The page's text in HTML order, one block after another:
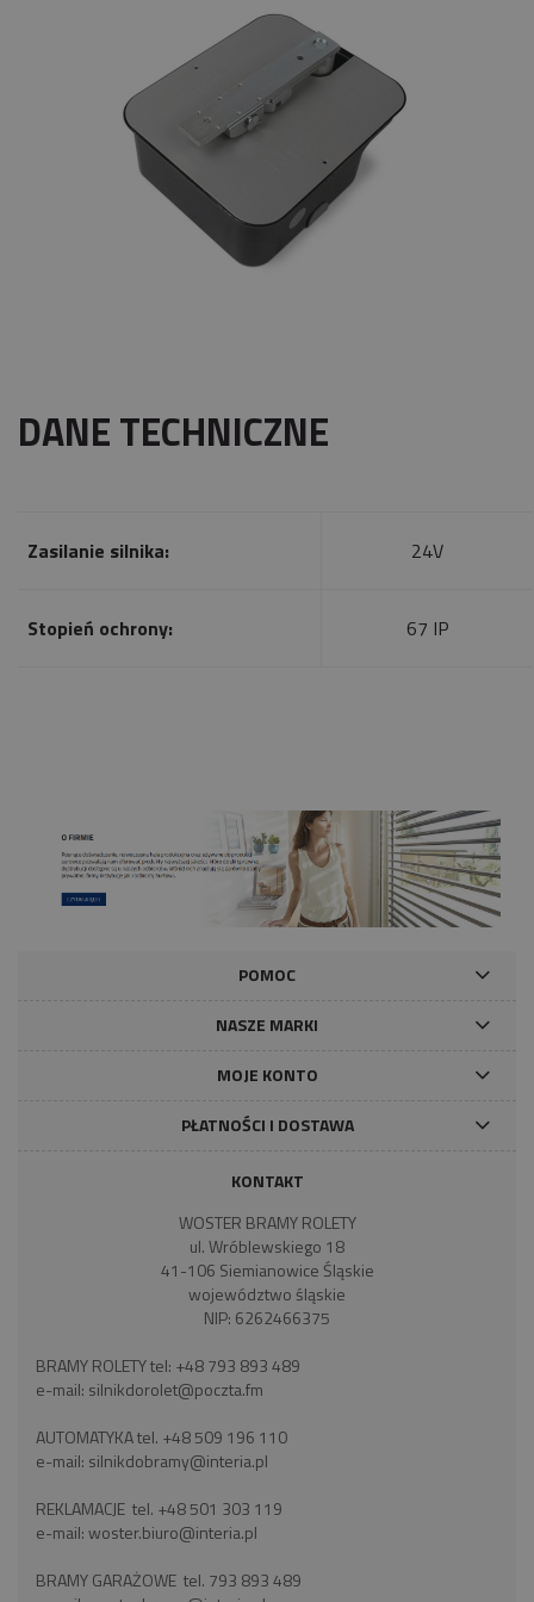
DANE TECHNICZNE
Zasilanie silnika: 24V
Stopień ochrony: 67 IP
POMOC
NASZE MARKI
MOJE KONTO
PŁATNOŚCI I DOSTAWA
KONTAKT
WOSTER BRAMY ROLETY
ul. Wróblewskiego 18
41-106 Siemianowice Śląskie
województwo śląskie
NIP: 6262466375
BRAMY ROLETY tel: +48 793 893 489
e-mail: silnikdorolet@poczta.fm
AUTOMATYKA tel. +48 509 196 110
e-mail: silnikdobramy@interia.pl
REKLAMACJE tel. +48 501 303 119
e-mail:woster.biuro@interia.pl
BRAMY GARAŻOWE tel. 793 893 489